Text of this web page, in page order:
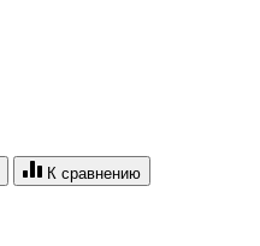
К сравнению